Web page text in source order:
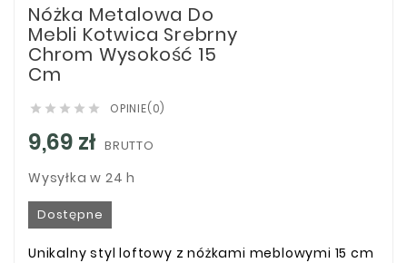
Nóżka Metalowa Do
Mebli Kotwica Srebrny
Chrom Wysokość 15
Cm
     OPINIE(0)
9,69 zł BRUTTO
Wysyłka w 24 h
Dostępne
Unikalny styl loftowy z nóżkami meblowymi 15 cm